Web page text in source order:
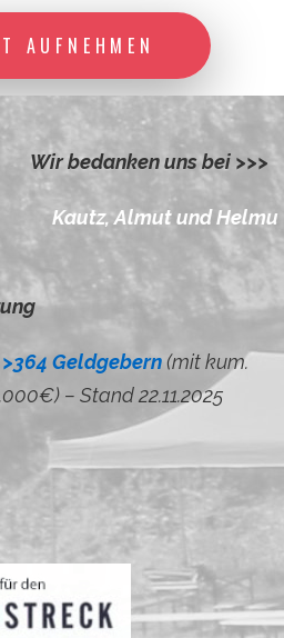
AUFNEHMEN
Wir bedanken uns bei >>>
und Helmut
Geldgebern(mit kum.
– Stand 22.11.2025